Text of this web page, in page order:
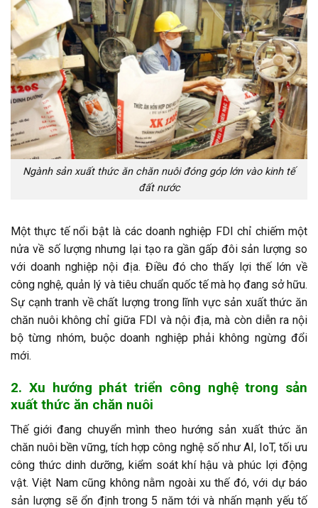
Ngành sản xuất thức ăn chăn nuôi đóng góp lớn vào kinh tế
đất nước
Một thực tế nổi bật là các doanh nghiệp FDI chỉ chiếm một
nửa về số lượng nhưng lại tạo ra gần gấp đôi sản lượng so
với doanh nghiệp nội địa. Điều đó cho thấy lợi thế lớn về
công nghệ, quản lý và tiêu chuẩn quốc tế mà họ đang sở hữu.
Sự cạnh tranh về chất lượng trong lĩnh vực sản xuất thức ăn
chăn nuôi không chỉ giữa FDI và nội địa, mà còn diễn ra nội
bộ từng nhóm, buộc doanh nghiệp phải không ngừng đổi
mới.
2. Xu hướng phát triển công nghệ trong sản
xuất thức ăn chăn nuôi
Thế giới đang chuyển mình theo hướng sản xuất thức ăn
chăn nuôi bền vững, tích hợp công nghệ số như AI, IoT, tối ưu
công thức dinh dưỡng, kiểm soát khí hậu và phúc lợi động
vật. Việt Nam cũng không nằm ngoài xu thế đó, với dự báo
sản lượng sẽ ổn định trong 5 năm tới và nhấn mạnh yếu tố